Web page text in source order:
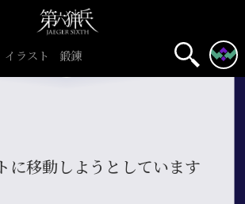
イラスト 鍛錬
に移動しようとしています